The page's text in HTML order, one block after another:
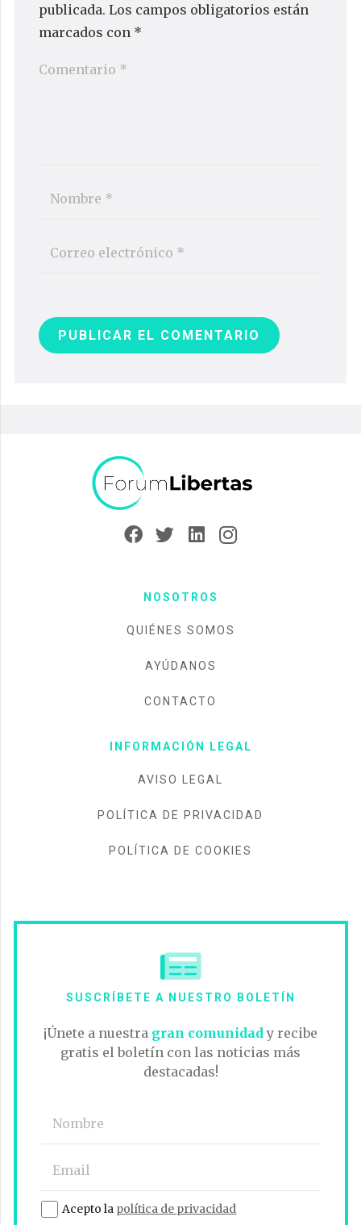
publicada. Los campos obligatorios están
marcados con *
PUBLICAR EL COMENTARIO
NOSOTROS
QUIÉNES SOMOS
AYÚDANOS
CONTACTO
INFORMACIÓN LEGAL
AVISO LEGAL
POLÍTICA DE PRIVACIDAD
POLÍTICA DE COOKIES
SUSCRÍBETE A NUESTRO BOLETÍN
¡Únete a nuestra gran comunidad y recibe
gratis el boletín con las noticias más
destacadas!
Acepto la política de privacidad